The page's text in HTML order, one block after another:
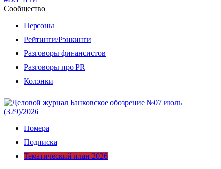
Сообщество
Персоны
Рейтинги/Рэнкинги
Разговоры финансистов
Разговоры про PR
Колонки
Номера
Подписка
Тематический план 2026